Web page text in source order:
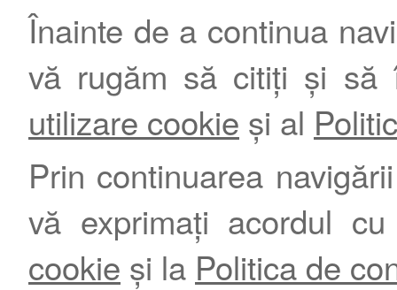
Înainte de a continua
vă rugăm să citiți și să
utilizare cookie și al
Prin continuarea
vă exprimați acordul
cookie și la Politica de